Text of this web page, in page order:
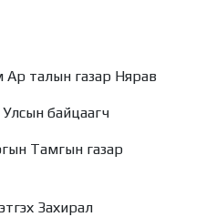
Ар талын газар Нярав
байцаагч
Тамгын газар
Захирал